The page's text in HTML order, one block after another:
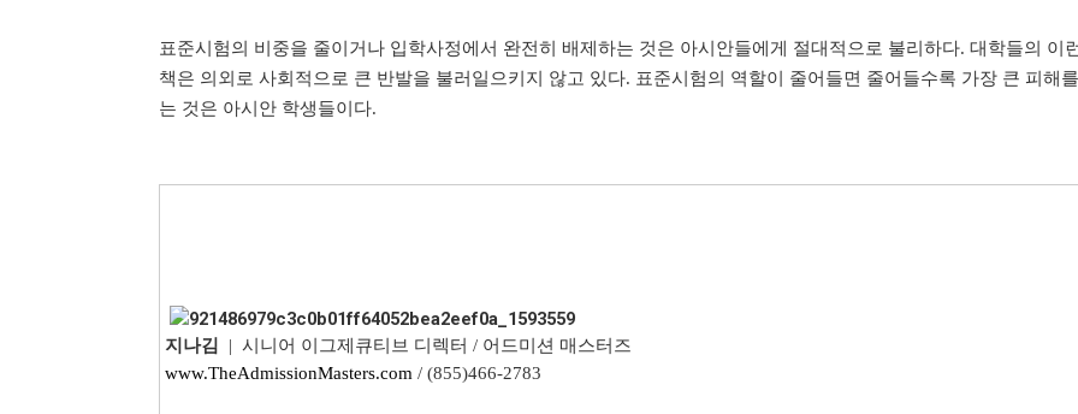
표준시험의 비중을 줄이거나 입학사정에서 완전히 배제하는 것은 아시안들에게 절대적으로 불리하다. 대학들의 이
책은 의외로 사회적으로 큰 반발을 불러일으키지 않고 있다. 표준시험의 역할이 줄어들면 줄어들수록 가장 큰 피해
는 것은 아시안 학생들이다.
지나김
| 시니어 이그제큐티브 디렉터 / 어드미션 매스터즈
www.TheAdmissionMasters.com / (855)466-2783